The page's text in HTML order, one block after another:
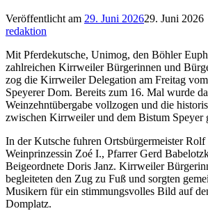
Veröffentlicht am 29. Juni 202629. Juni 2026
redaktion
Mit Pferdekutsche, Unimog, den Böhler
zahlreichen Kirrweiler Bürgerinnen und
zog die Kirrweiler Delegation am Freitag
Speyerer Dom. Bereits zum 16. Mal wurde
Weinzehntübergabe vollzogen und die
zwischen Kirrweiler und dem Bistum Speyer
In der Kutsche fuhren Ortsbürgermeister Rolf
Weinprinzessin Zoé I., Pfarrer Gerd
Beigeordnete Doris Janz. Kirrweiler
begleiteten den Zug zu Fuß und sorgten
Musikern für ein stimmungsvolles Bild auf
Domplatz.